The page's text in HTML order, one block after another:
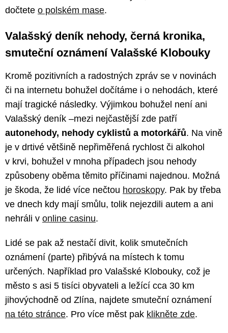
dočtete o polském mase.
Valašský deník nehody, černá kronika,
smuteční oznámení Valašské Klobouky
Kromě pozitivních a radostných zpráv se v novinách
či na internetu bohužel dočítáme i o nehodách, které
mají tragické následky. Výjimkou bohužel není ani
Valašský deník –mezi nejčastější zde patří
autonehody, nehody cyklistů a motorkářů. Na vině
je v drtivé většině nepřiměřená rychlost či alkohol
v krvi, bohužel v mnoha případech jsou nehody
způsobeny oběma těmito příčinami najednou. Možná
je škoda, že lidé více nečtou horoskopy. Pak by třeba
ve dnech kdy mají smůlu, tolik nejezdili autem a ani
nehráli v online casinu.
Lidé se pak až nestačí divit, kolik smutečních
oznámení (parte) přibývá na místech k tomu
určených. Například pro Valašské Klobouky, což je
město s asi 5 tisíci obyvateli a ležící cca 30 km
jihovýchodně od Zlína, najdete smuteční oznámení
na této stránce. Pro více měst pak klikněte zde.